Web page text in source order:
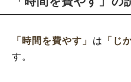
「時間を費やす」 は 「じ
す。